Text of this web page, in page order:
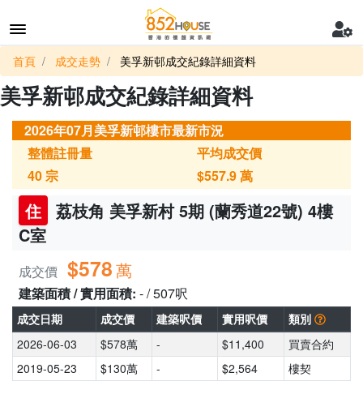
首頁 成交走勢 美孚新邨成交紀錄詳細資料
美孚新邨成交紀錄詳細資料
2026年07月美孚新邨樓市最新市況
整體註冊量
40宗
平均成交價
$557.9萬
住
荔枝角 美孚新村 5期 (蘭秀道22號) 4樓
C室
成交價 $578萬
建築面積 / 實用面積: - / 507呎
成交日期 成交價 建築呎價 實用呎價
類別
2026-06-03
$578萬 - $11,400
買賣合約
2019-05-23
$130萬 - $2,564 樓契